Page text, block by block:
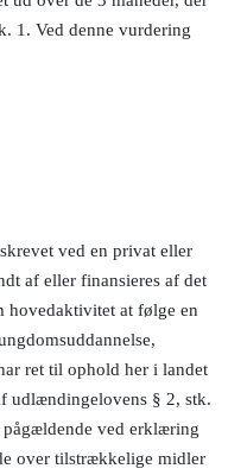
1. Ved denne vurdering
ved en privat eller
af eller finansieres af det
hovedaktivitet at følge en
ret til ophold her i landet
udlændingelovens § 2, stk.
pågældende ved erklæring
over tilstrækkelige midler